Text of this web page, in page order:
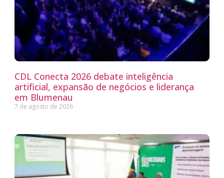
CDL Conecta 2026 debate inteligência
artificial, expansão de negócios e liderança
em Blumenau
7 de agosto de 2026